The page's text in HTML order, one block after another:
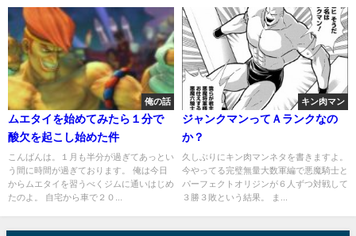
俺の話
ムエタイを始めてみたら１分で
酸欠を起こし始めた件
こんばんは。１月も半分が過ぎてあっとい
う間に時間が過ぎております。 俺は今日
からムエタイを習うべくジムに通いはじめ
たのよ。 自宅から車で２０...
キン肉マン
ジャンクマンってＡランクなの
か？
久しぶりにキン肉マンネタを書きますよ。
今やってる完璧無量大数軍編で悪魔騎士と
パーフェクトオリジンが６人ずつ対戦して
３勝３敗という結果。 ま...